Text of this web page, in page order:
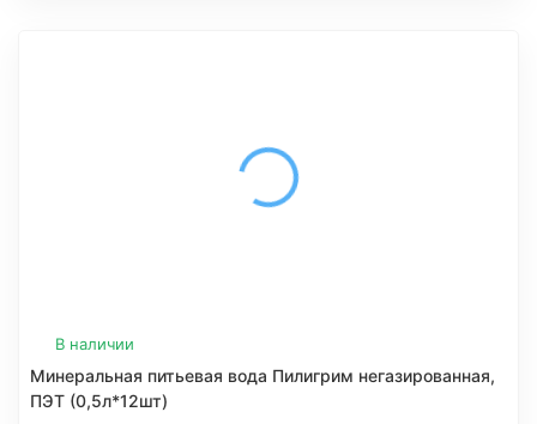
В наличии
Минеральная питьевая вода Пилигрим негазированная,
ПЭТ (0,5л*12шт)